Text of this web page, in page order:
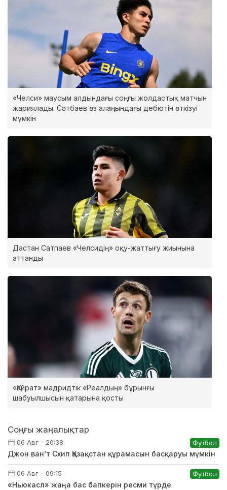
«Челси» маусым алдындағы соңғы жолдастық матчын
жариялады. Сәтбаев өз алаңындағы дебютін өткізуі
мүмкін
Дастан Сатпаев «Челсидің» оқу-жаттығу жиынына
аттанды
«Қайрат» мадридтік «Реалдың» бұрынғы
шабуылшысын қатарына қосты
Соңғы жаңалықтар
06 Авг - 20:38 Футбол
Джон ван’т Схип Қазақстан құрамасын басқаруы мүмкін
06 Авг - 09:15 Футбол
«Ньюкасл» жаңа бас бапкерін ресми түрде